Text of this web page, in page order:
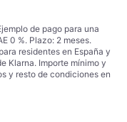
de pago para una
0 %. Plazo: 2 meses.
residentes en España y
Klarna. Importe mínimo y
y resto de condiciones en